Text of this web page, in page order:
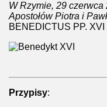
W Rzymie, 29 czerwca
Apostołów Piotra i
BENEDICTUS PP. XVI
Przypisy: